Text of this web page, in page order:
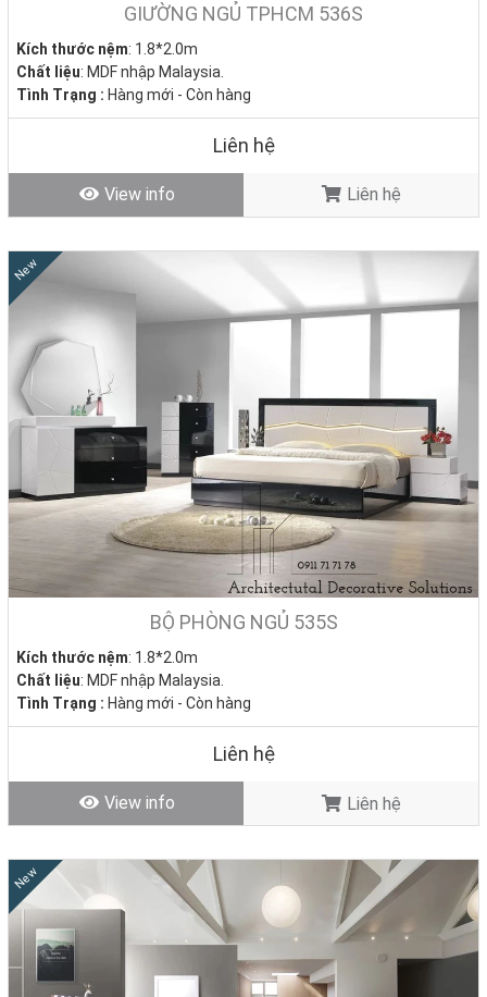
GIƯỜNG NGỦ TPHCM 536S
Kích thước nệm: 1.8*2.0m
Chất liệu: MDF nhập Malaysia.
Tình Trạng : Hàng mới - Còn hàng
Liên hệ
View info Liên hệ
New
BỘ PHÒNG NGỦ 535S
Kích thước nệm: 1.8*2.0m
Chất liệu: MDF nhập Malaysia.
Tình Trạng : Hàng mới - Còn hàng
Liên hệ
View info Liên hệ
New